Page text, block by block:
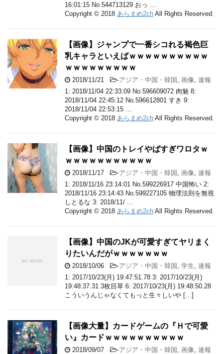
16:01:15 No.544713129 おっ …
Copyright © 2018 あらまめ2ch All Rights Reserved.
【画像】ジャンプで一番シコれる褐色巨
乳キャラといえばｗｗｗｗｗｗｗｗｗｗ
ｗｗｗｗｗｗｗｗｗ
2018/11/21 -アジア・中国・韓国 画像 速報
1: 2018/11/04 22:33:09 No.596609072 肉魅 8:
2018/11/04 22:45:12 No.596612801 すき 9:
2018/11/04 22:53:15 …
Copyright © 2018 あらまめ2ch All Rights Reserved.
【画像】中国のトレイやばすぎワロタｗ
ｗｗｗｗｗｗｗｗｗｗｗ
2018/11/17 -アジア・中国・韓国 画像 速報
1: 2018/11/16 23:14:01 No.599226917 中国怖い 2:
2018/11/16 23:14:43 No.599227105 物理法則を無視
しとるな 3: 2018/11/ …
Copyright © 2018 あらまめ2ch All Rights Reserved.
【画像】中国のJKが可愛すぎてヤリまく
りたいんだがｗｗｗｗｗｗｗ
2018/10/06 -アジア・中国・韓国 学生 速報
1: 2017/10/23(月) 19:47:51.78 3: 2017/10/23(月)
19:48:37.31 3枚目草 6: 2017/10/23(月) 19:48:50.28
こういうんじゃなくてもっと生々しいや […]
【画像大量】カードゲームの『Ｈで可愛
い』カードｗｗｗｗｗｗｗｗｗｗ
2018/09/07 -アジア・中国・韓国 画像 速報